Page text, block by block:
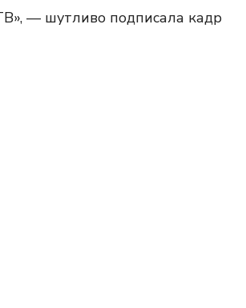
— шутливо подписала кадр